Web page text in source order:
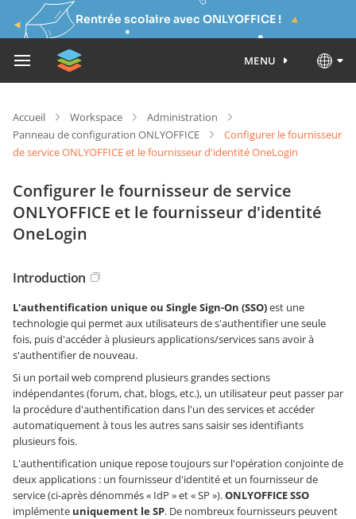
Rentrée scolaire avec ONLYOFFICE !
MENU
Accueil Workspace
Administration
Panneau de configuration ONLYOFFICE
Configurer le fournisseur
de service ONLYOFFICE et le fournisseur d'identité OneLogin
Configurer le fournisseur de service
ONLYOFFICE et le fournisseur d'identité
OneLogin
Introduction
L'authentification unique ou Single Sign-On (SSO)est une
technologie qui permet aux utilisateurs de s'authentifier une seule
fois, puis d'accéder à plusieurs applications/services sans avoir à
s'authentifier de nouveau.
Si un portail web comprend plusieurs grandes sections
indépendantes (forum, chat, blogs, etc.), un utilisateur peut passer par
la procédure d'authentification dans l'un des services et accéder
automatiquement à tous les autres sans saisir ses identifiants
plusieurs fois.
L'authentification unique repose toujours sur l'opération conjointe de
deux applications : un fournisseur d'identité et un fournisseur de
service (ci-après dénommés « IdP » et « SP »).ONLYOFFICE SSO
implémente uniquement le SP. De nombreux fournisseurs peuvent